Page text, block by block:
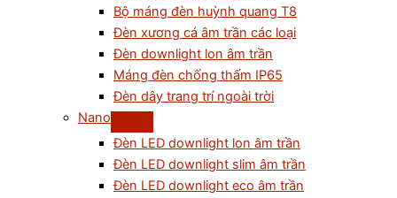
Bộ máng đèn huỳnh quang T8
Đèn xương cá âm trần các loại
Đèn downlight lon âm trần
Máng đèn chống thấm IP65
Đèn dây trang trí ngoài trời
Nano
Đèn LED downlight lon âm trần
Đèn LED downlight slim âm trần
Đèn LED downlight eco âm trần